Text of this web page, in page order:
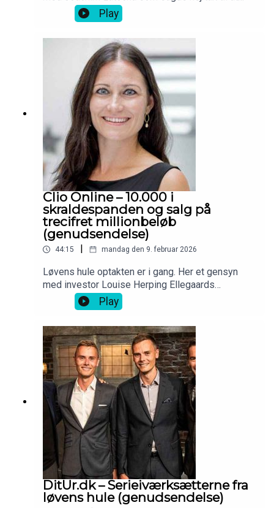
sælge Barons til Jesper Buch mod ejerskab i
Shaping New Tomorrow.
Play
Clio Online – 10.000 i
skraldespanden og salg på
trecifret millionbeløb
(genudsendelse)
44:15 mandag den 9. februar 2026
Løvens hule optakten er i gang. Her et gensyn
med investor Louise Herping Ellegaards
iværksætterhistorie - Clio Online.
Play
DitUr.dk – Serieiværksætterne fra
løvens hule (genudsendelse)